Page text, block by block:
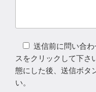
送信前に問い合
スをクリックして下さ
態にした後、送信ボタ
い。